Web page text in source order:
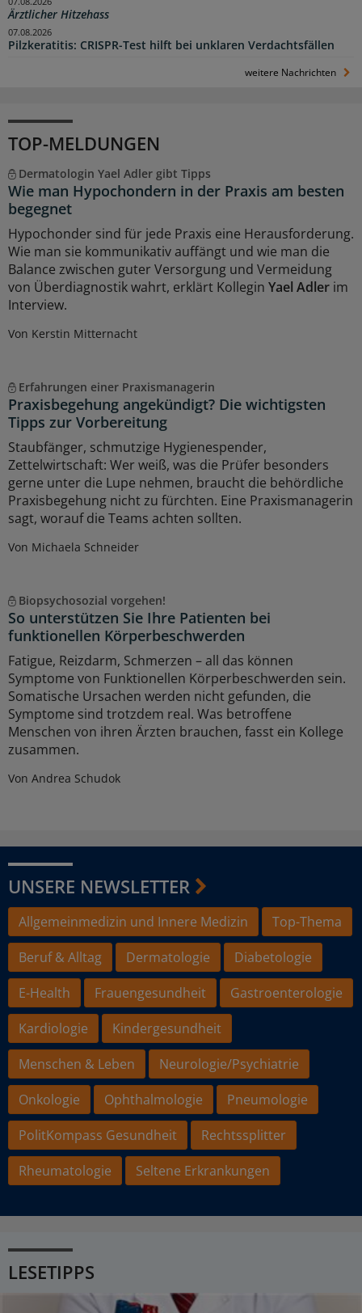
Ärztlicher Hitzehass
Pilzkeratitis: CRISPR-Test hilft bei unklaren Verdachtsfällen
07.08.2026
weitere Nachrichten
TOP-MELDUNGEN
Dermatologin Yael Adler gibt Tipps
Wie man Hypochondern in der Praxis am besten
begegnet
Hypochonder sind für jede Praxis eine Herausforderung.
Wie man sie kommunikativ auffängt und wie man die
Balance zwischen guter Versorgung und Vermeidung
von Überdiagnostik wahrt, erklärt Kollegin Yael Adler im
Interview.
Von Kerstin Mitternacht
Erfahrungen einer Praxismanagerin
Praxisbegehung angekündigt? Die wichtigsten
Tipps zur Vorbereitung
Staubfänger, schmutzige Hygienespender,
Zettelwirtschaft: Wer weiß, was die Prüfer besonders
gerne unter die Lupe nehmen, braucht die behördliche
Praxisbegehung nicht zu fürchten. Eine Praxismanagerin
sagt, worauf die Teams achten sollten.
Von Michaela Schneider
Biopsychosozial vorgehen!
So unterstützen Sie Ihre Patienten bei
funktionellen Körperbeschwerden
Fatigue, Reizdarm, Schmerzen – all das können
Symptome von Funktionellen Körperbeschwerden sein.
Somatische Ursachen werden nicht gefunden, die
Symptome sind trotzdem real. Was betroffene
Menschen von ihren Ärzten brauchen, fasst ein Kollege
zusammen.
Von Andrea Schudok
UNSERE NEWSLETTER
Allgemeinmedizin und Innere Medizin
Top-Thema
Beruf & Alltag
Dermatologie
Diabetologie
E-Health
Frauengesundheit
Gastroenterologie
Kardiologie
Kindergesundheit
Menschen & Leben
Neurologie/Psychiatrie
Onkologie
Ophthalmologie
Pneumologie
PolitKompass Gesundheit
Rechtssplitter
Rheumatologie
Seltene Erkrankungen
LESETIPPS